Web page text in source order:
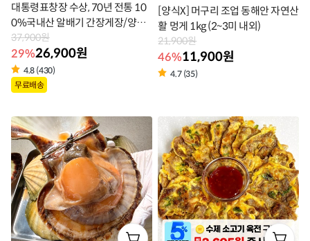
대통령표창장 수상, 70년 전통 10
0%국내산 알배기 간장게장/양념
게장
37,900원
29%26,900원
4.8 (430)
상
라
벨
무료배송
[양식X] 머구리 조업 동해안 자연산
활 멍게 1kg (2~3미 내외)
21,900원
46%11,900원
4.7 (35)
품
라
벨